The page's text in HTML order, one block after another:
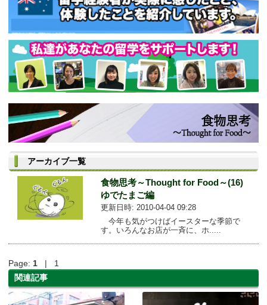
アーカイブ一覧
食物思考～Thought for Food～(16)
ゆでたまご編
更新日時: 2010-04-04 09:28
今年も気がつけばイースターな季節で
す。いろんなお店が一斉に、ホ.....
Page: 1 | 1
関連記事